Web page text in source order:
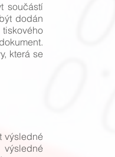
součástí
dodán
která se
výsledné